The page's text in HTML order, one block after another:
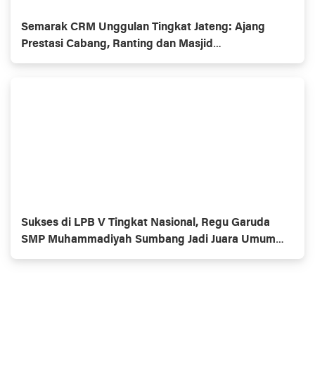
Semarak CRM Unggulan Tingkat Jateng: Ajang
Prestasi Cabang, Ranting dan Masjid
Muhammadiyaĥ
Sukses di LPB V Tingkat Nasional, Regu Garuda
SMP Muhammadiyah Sumbang Jadi Juara Umum
Putra